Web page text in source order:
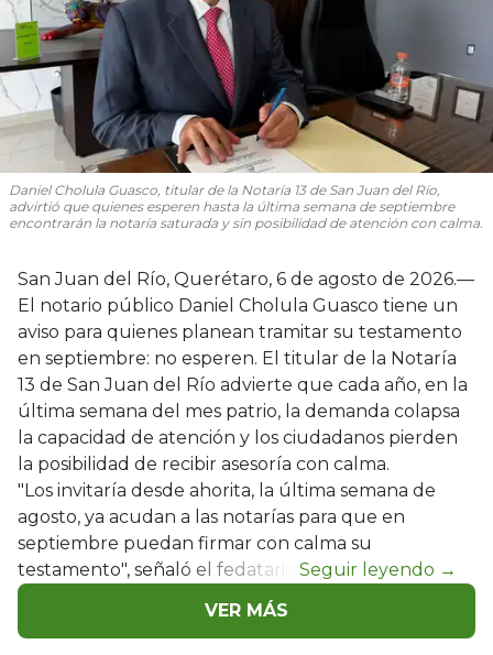
Daniel Cholula Guasco, titular de la Notaría 13 de San Juan del Río,
advirtió que quienes esperen hasta la última semana de septiembre
encontrarán la notaría saturada y sin posibilidad de atención con calma.
San Juan del Río, Querétaro, 6 de agosto de 2026.—
El notario público Daniel Cholula Guasco tiene un
aviso para quienes planean tramitar su testamento
en septiembre: no esperen. El titular de la Notaría
13 de San Juan del Río advierte que cada año, en la
última semana del mes patrio, la demanda colapsa
la capacidad de atención y los ciudadanos pierden
la posibilidad de recibir asesoría con calma.
"Los invitaría desde ahorita, la última semana de
agosto, ya acudan a las notarías para que en
septiembre puedan firmar con calma su
testamento", señaló el fedatario.
VER MÁS